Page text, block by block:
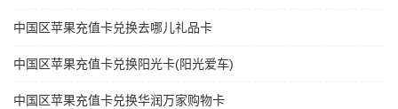
中国区苹果充值卡兑换去哪儿礼品卡
中国区苹果充值卡兑换阳光卡(阳光爱车)
中国区苹果充值卡兑换华润万家购物卡